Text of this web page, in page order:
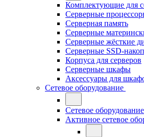
Комплектующие для
Серверные
Серверная память
Серверные
Серверные жёсткие
Серверные SSD-
Корпуса для серверов
Серверные шкафы
Аксессуары для
Сетевое оборудование
Сетевое оборудование
Активное сетевое